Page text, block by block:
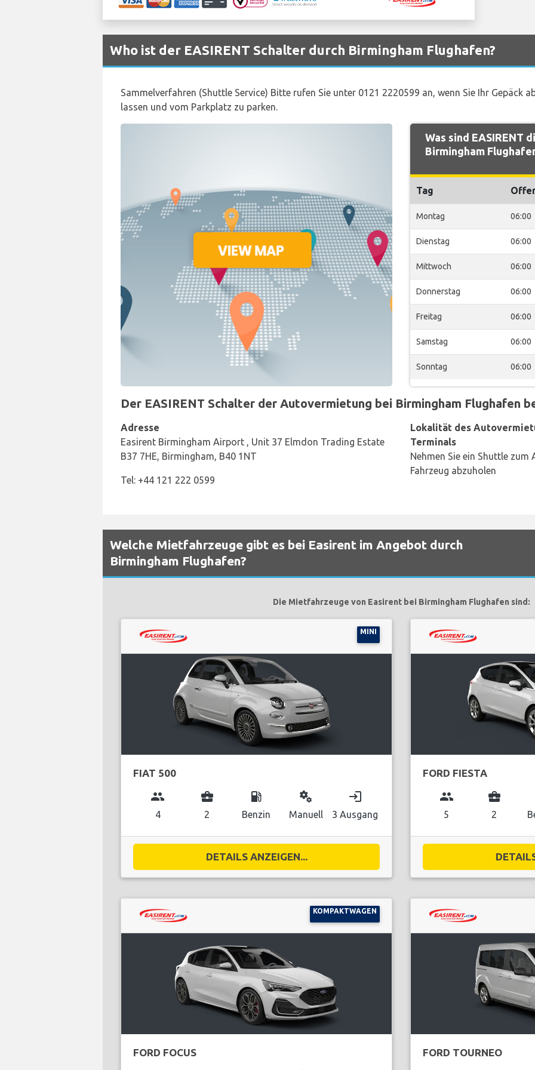
Who ist der EASIRENT Schalter durch Birmingham Flughafen?
Sammelverfahren (Shuttle Service) Bitte rufen Sie unter 0121 2220599 an, wenn Sie Ihr Gepäck
lassen und vom Parkplatz zu parken.
Was sind EASIRENT
Birmingham
Tag
Montag 06:00
Dienstag 06:00
Mittwoch 06:00
Donnerstag 06:00
Freitag 06:00
Samstag 06:00
Sonntag 06:00
Der EASIRENT Schalter der Autovermietung bei Birmingham Flughafen
Adresse
Easirent Birmingham Airport , Unit 37 Elmdon Trading Estate
B37 7HE, Birmingham, B40 1NT
Tel: +44 121 222 0599
Lokalität des
Terminals
Nehmen Sie ein Shuttle
Fahrzeug abzuholen
Welche Mietfahrzeuge gibt es bei Easirent im Angebot durch
Birmingham Flughafen?
Die Mietfahrzeuge von Easirent bei Birmingham Flughafen sind:
MINI
FIAT 500
group
4
business_center
2
local_gas_station
Benzin
miscellaneous_services
Manuell
login
3 Ausgang
DETAILS ANZEIGEN...
FORD FIESTA
group
5
business_center
2
KOMPAKTWAGEN
FORD FOCUS FORD TOURNEO